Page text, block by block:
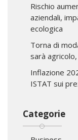
Rischio
aziendali,
ecologica
Torna di
sarà
Inflazione
ISTAT sui
Categorie